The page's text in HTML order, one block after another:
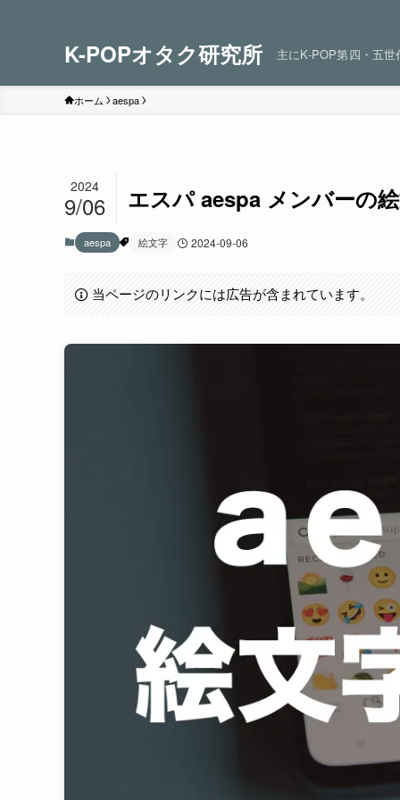
K-POPオタク研究所 主にK-POP第四・五
ホーム aespa
エスパ aespa メンバーの
2024
9/06
aespa 絵文字 2024-09-06
当ページのリンクには広告が含まれています。